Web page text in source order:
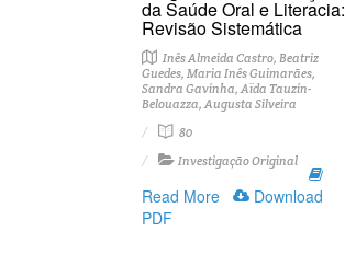
da Saúde Oral e Literacia:
Revisão Sistemática
Inês Almeida Castro, Beatriz
Guedes, Maria Inês Guimarães,
Sandra Gavinha, Aïda Tauzin-
Belouazza, Augusta Silveira
80
Investigação Original
Read More
Download
PDF